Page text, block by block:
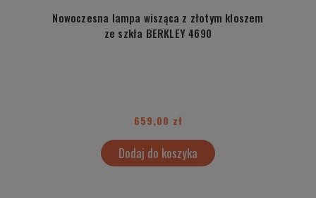
Nowoczesna lampa wisząca z złotym kloszem
ze szkła BERKLEY 4690
659,00 zł
Dodaj do koszyka